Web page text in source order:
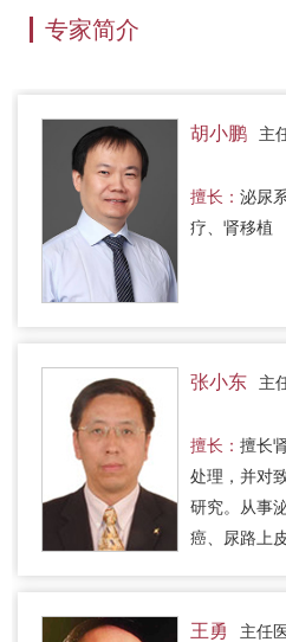
专家简介
胡小鹏 主
擅长： 泌尿
疗、肾移植
张小东 主
擅长： 擅长
处理，并对
研究。从事
癌、尿路上
王勇 主任